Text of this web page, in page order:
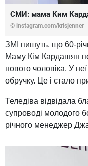
СМИ: мама Ким
© instagram.com/krisjenner
ЗМІ пишуть, що 60-
Маму Кім Кардашян
нового чоловіка. У
обручку. Це і стало
Теледіва відвідала
супроводі молодого
річного менеджер